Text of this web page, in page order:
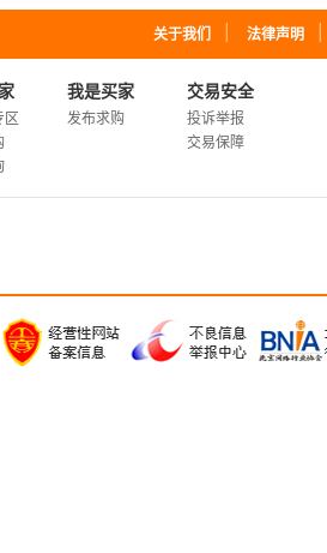
关于我们 法律声明
区
我是买家
发布求购
交易安全
投诉举报
交易保障